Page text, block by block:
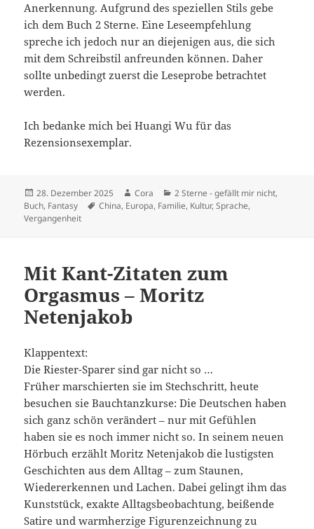
Anerkennung. Aufgrund des speziellen Stils gebe
ich dem Buch 2 Sterne. Eine Leseempfehlung
spreche ich jedoch nur an diejenigen aus, die sich
mit dem Schreibstil anfreunden können. Daher
sollte unbedingt zuerst die Leseprobe betrachtet
werden.
Ich bedanke mich bei Huangi Wu für das
Rezensionsexemplar.
Veröffentlicht
am
28. Dezember 2025 Autor
Cora Kategorien
2 Sterne - gefällt mir nicht,
Buch, Fantasy Schlagwörter
China, Europa, Familie, Kultur,Sprache,
Vergangenheit
Mit Kant-Zitaten zum
Orgasmus – Moritz
Netenjakob
Klappentext:
Die Riester-Sparer sind gar nicht so …
Früher marschierten sie im Stechschritt, heute
besuchen sie Bauchtanzkurse: Die Deutschen haben
sich ganz schön verändert – nur mit Gefühlen
haben sie es noch immer nicht so. In seinem neuen
Hörbuch erzählt Moritz Netenjakob die lustigsten
Geschichten aus dem Alltag – zum Staunen,
Wiedererkennen und Lachen. Dabei gelingt ihm das
Kunststück, exakte Alltagsbeobachtung, beißende
Satire und warmherzige Figurenzeichnung zu